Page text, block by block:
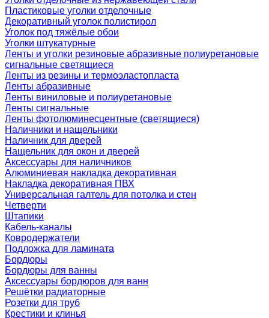
Пластиковые уголки отделочные
Декоративный уголок полистирол
Уголок под тяжёлые обои
Уголки штукатурные
Ленты и уголки резиновые абразивные полиуретановые
сигнальные светящиеся
Ленты из резины и термоэластопласта
Ленты абразивные
Ленты виниловые и полиуретановые
Ленты сигнальные
Ленты фотолюминесцентные (светящиеся)
Наличники и нащельники
Наличник для дверей
Нащельник для окон и дверей
Аксессуары для наличников
Алюминиевая накладка декоративная
Накладка декоративная ПВХ
Универсальная галтель для потолка и стен
Четверти
Штапики
Кабель-каналы
Ковродержатели
Подложка для ламината
Бордюры
Бордюры для ванны
Аксессуары бордюров для ванн
Решётки радиаторные
Розетки для труб
Крестики и клинья